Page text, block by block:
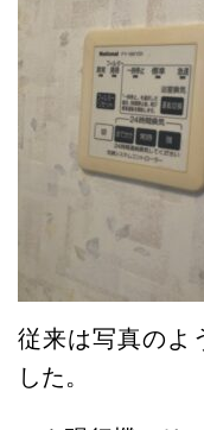
従来は写真のよ
した。